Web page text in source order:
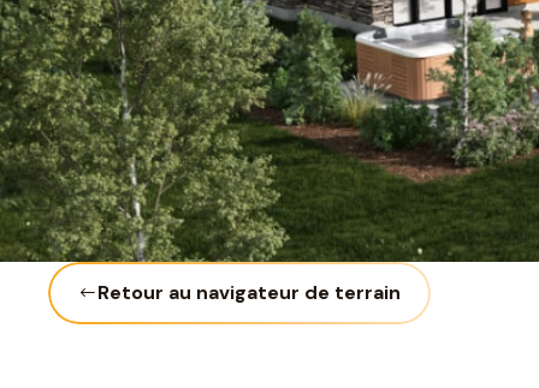
Retour au navigateur de terrain